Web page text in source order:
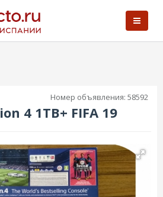
Номер объявления: 58592
4 1TB+ FIFA 19